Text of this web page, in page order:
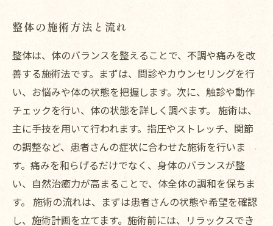
整体の施術方法と流れ
整体は、体のバランスを整えることで、不調や痛みを改
善する施術法です。まずは、問診やカウンセリングを行
い、お悩みや体の状態を把握します。次に、触診や動作
チェックを行い、体の状態を詳しく調べます。 施術は、
主に手技を用いて行われます。指圧やストレッチ、関節
の調整など、患者さんの症状に合わせた施術を行いま
す。痛みを和らげるだけでなく、身体のバランスが整
い、自然治癒力が高まることで、体全体の調和を保ちま
す。 施術の流れは、まずは患者さんの状態や希望を確認
し、施術計画を立てます。施術前には、リラックスでき